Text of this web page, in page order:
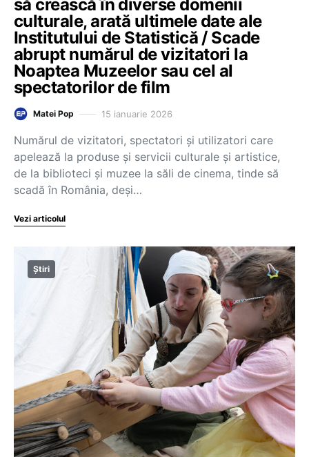
să crească în diverse domenii
culturale, arată ultimele date ale
Institutului de Statistică / Scade
abrupt numărul de vizitatori la
Noaptea Muzeelor sau cel al
spectatorilor de film
Matei Pop 15 ianuarie 2026
Numărul de vizitatori, spectatori și utilizatori care
apelează la produse și servicii culturale și artistice,
de la biblioteci și muzee la săli de cinema, tinde să
scadă în România, deși…
Vezi articolul
Știri